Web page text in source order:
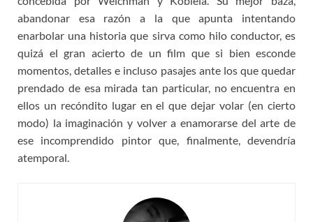
abandonar esa razón a la que apunta intentando
enarbolar una historia que sirva como hilo conductor, es
quizá el gran acierto de un film que si bien esconde
momentos, detalles e incluso pasajes ante los que quedar
prendado de esa mirada tan particular, no encuentra en
ellos un recóndito lugar en el que dejar volar (en cierto
modo) la imaginación y volver a enamorarse del arte de
ese incomprendido pintor que, finalmente, devendría
atemporal.